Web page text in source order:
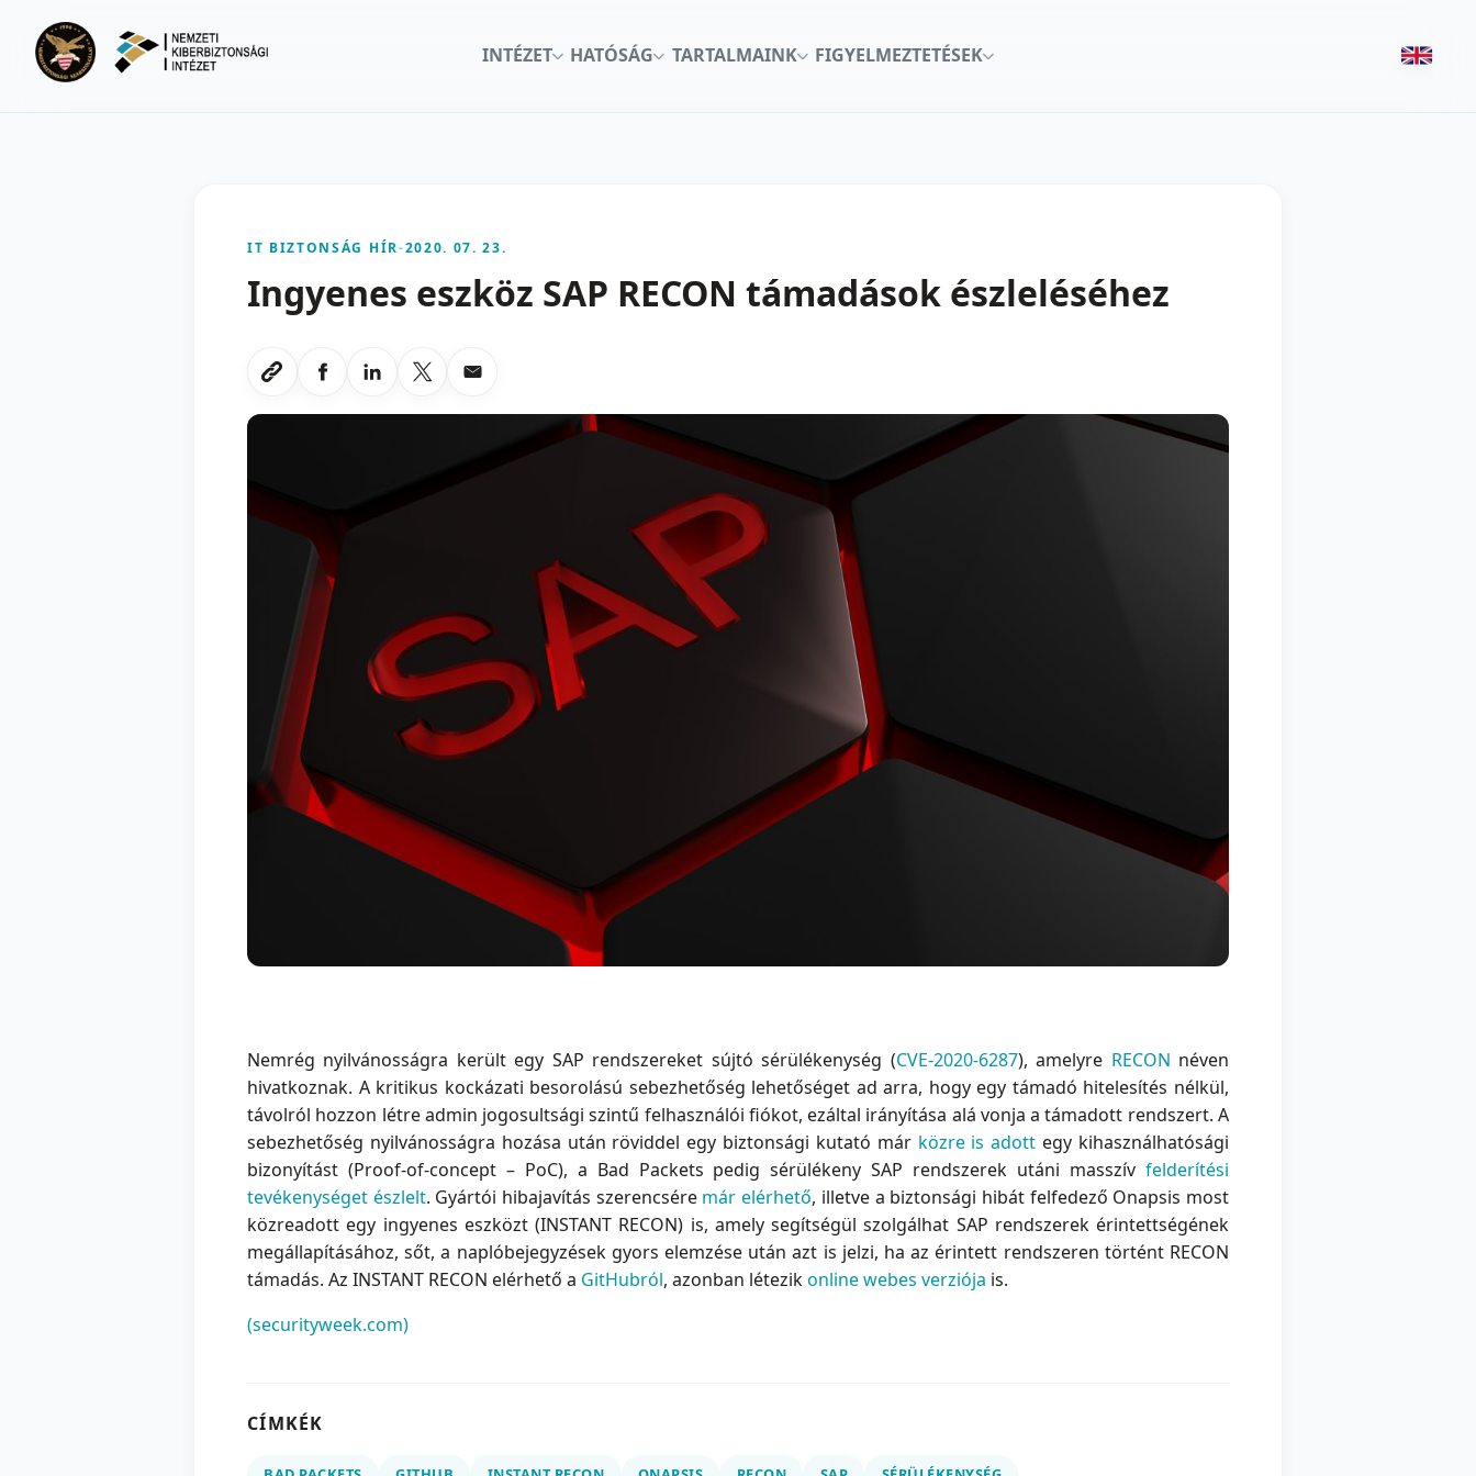
INTÉZET
HATÓSÁG TARTALMAINK FIGYELMEZTETÉSEK
IT BIZTONSÁG HÍR-2020. 07. 23.
Ingyenes eszköz SAP RECON támadások észleléséhez
Link masolasa
Megosztas Facebookon
Megosztas LinkedInen
Megosztas X-en
Megosztas emailben
Nemrég nyilvánosságra került egy SAP rendszereket sújtó sérülékenység (CVE-2020-6287), amelyre RECON néven
hivatkoznak. A kritikus kockázati besorolású sebezhetőség lehetőséget ad arra, hogy egy támadó hitelesítés nélkül,
távolról hozzon létre admin jogosultsági szintű felhasználói fiókot, ezáltal irányítása alá vonja a támadott rendszert. A
sebezhetőség nyilvánosságra hozása után röviddel egy biztonsági kutató már közre is adott egy kihasználhatósági
bizonyítást (Proof-of-concept – PoC), a Bad Packets pedig sérülékeny SAP rendszerek utáni masszív felderítési
tevékenységet észlelt. Gyártói hibajavítás szerencsére már elérhető, illetve a biztonsági hibát felfedező Onapsis most
közreadott egy ingyenes eszközt (INSTANT RECON) is, amely segítségül szolgálhat SAP rendszerek érintettségének
megállapításához, sőt, a naplóbejegyzések gyors elemzése után azt is jelzi, ha az érintett rendszeren történt RECON
támadás. Az INSTANT RECON elérhető a GitHubról, azonban létezikonline webes verziója is.
(securityweek.com)
CÍMKÉK